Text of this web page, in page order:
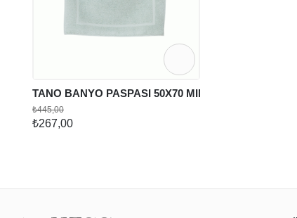
TANO BANYO PASPASI 50X70 MINT
₺267,00
₺445,00